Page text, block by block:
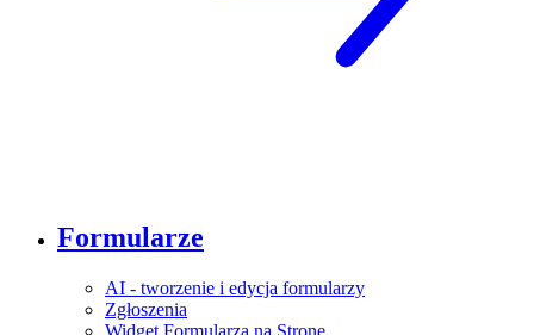
Formularze
AI - tworzenie i edycja formularzy
Zgłoszenia
Widget Formularza na Stronę